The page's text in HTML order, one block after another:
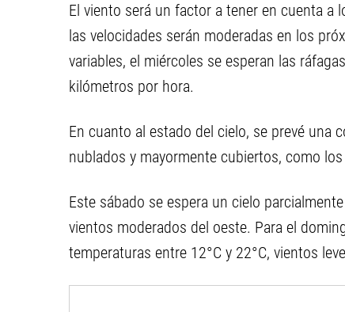
El viento será un factor a tener en cuenta a
las velocidades serán moderadas en los
variables, el miércoles se esperan las
kilómetros por hora.
En cuanto al estado del cielo, se prevé una
nublados y mayormente cubiertos, como
Este sábado se espera un cielo
vientos moderados del oeste. Para el
temperaturas entre 12°C y 22°C, vientos